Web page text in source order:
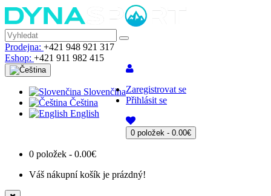
Prodejna: +421 948 921 317
Eshop: +421 911 982 415
Slovenčina
Čeština
English
Zaregistrovat se
Přihlásit se
0 položek - 0.00€
0 položek - 0.00€
Váš nákupní košík je prázdný!